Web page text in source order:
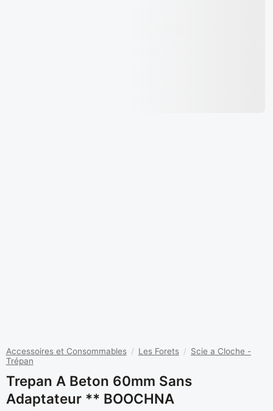
Accessoires et Consommables / Les Forets / Scie a Cloche -
Trépan
Trepan A Beton 60mm Sans
Adaptateur ** BOOCHNA